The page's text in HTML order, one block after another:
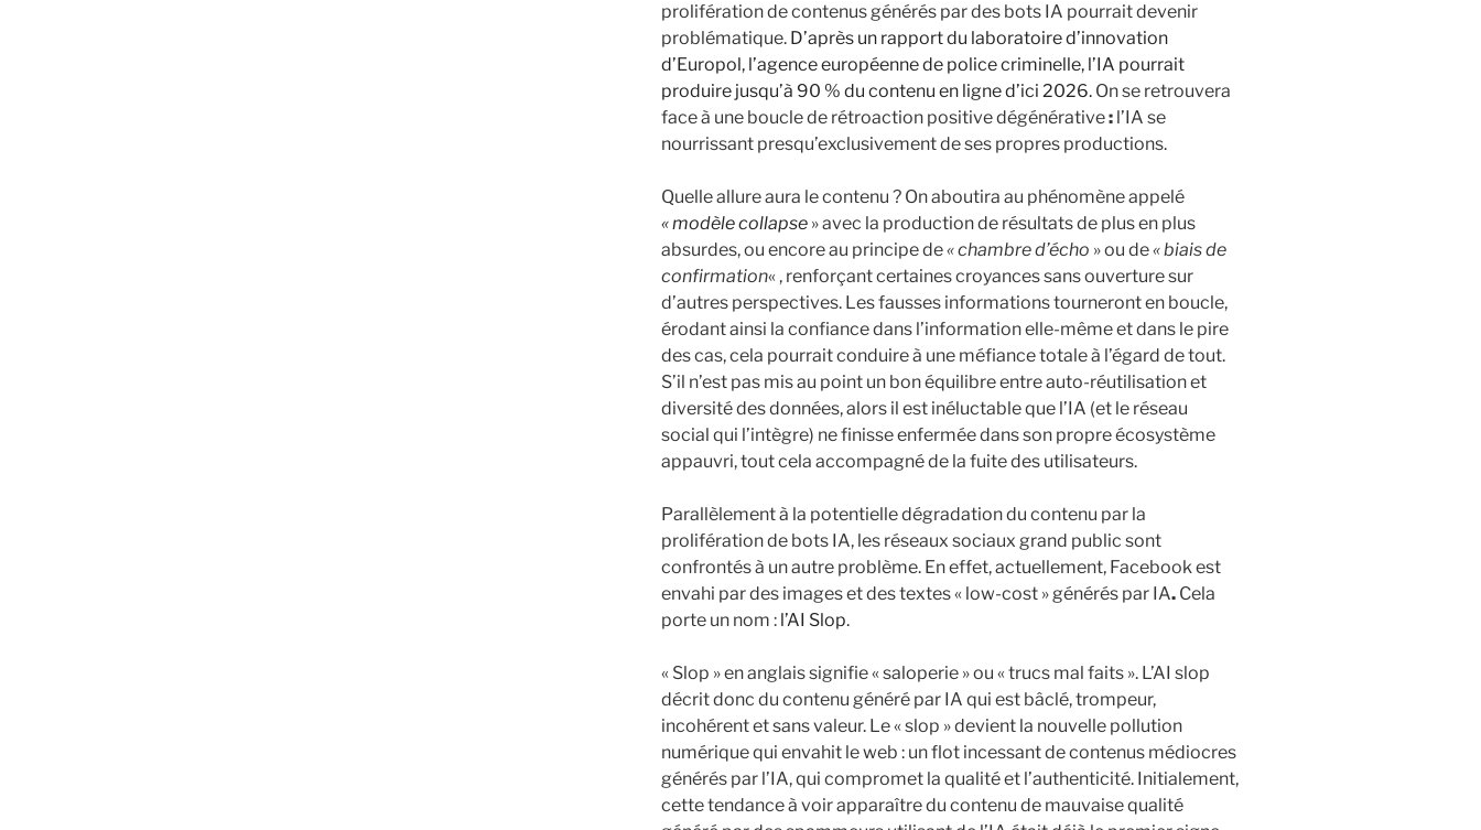
prolifération de contenus générés par des bots IA pourrait devenir
problématique. D’après un rapport du laboratoire d’innovation
d’Europol, l’agence européenne de police criminelle, l’IA pourrait
produire jusqu’à 90 % du contenu en ligne d’ici 2026.On se retrouvera
face à une boucle de rétroaction positive dégénérative: l’IA se
nourrissant presqu’exclusivement de ses propres productions.
Quelle allure aura le contenu ? On aboutira au phénomène appelé
« modèle collapse» avec la production de résultats de plus en plus
absurdes, ou encore au principe de« chambre d’écho » ou de« biais de
confirmation« , renforçant certaines croyances sans ouverture sur
d’autres perspectives. Les fausses informations tourneront en boucle,
érodant ainsi la confiance dans l’information elle-même et dans le pire
des cas, cela pourrait conduire à une méfiance totale à l’égard de tout.
S’il n’est pas mis au point un bon équilibre entre auto-réutilisation et
diversité des données, alors il est inéluctable que l’IA (et le réseau
social qui l’intègre) ne finisse enfermée dans son propre écosystème
appauvri, tout cela accompagné de la fuite des utilisateurs.
Parallèlement à la potentielle dégradation du contenu par la
prolifération de bots IA, les réseaux sociaux grand public sont
confrontés à un autre problème. En effet, actuellement, Facebook est
envahi par des images et des textes « low-cost » générés par IA. Cela
porte un nom : l’AI Slop.
« Slop » en anglais signifie « saloperie » ou « trucs mal faits ». L’AI slop
décrit donc du contenu généré par IA qui est bâclé, trompeur,
incohérent et sans valeur. Le « slop » devient la nouvelle pollution
numérique qui envahit le web : un flot incessant de contenus médiocres
générés par l’IA, qui compromet la qualité et l’authenticité. Initialement,
cette tendance à voir apparaître du contenu de mauvaise qualité